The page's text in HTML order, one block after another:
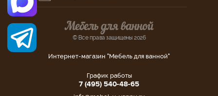
© Все права защищены 2026
Интернет-магазин "Мебель для ванной"
График работы
7 (495) 540-48-65